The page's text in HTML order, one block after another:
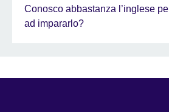
Conosco abbastanza l’inglese
ad impararlo?